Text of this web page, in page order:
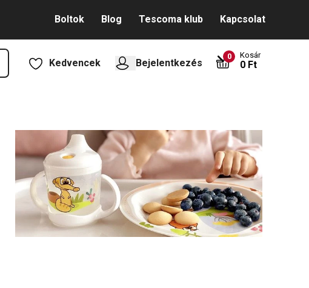
Boltok Blog Tescoma klub Kapcsolat
Kedvencek Bejelentkezés
0 Kosár
0 Ft